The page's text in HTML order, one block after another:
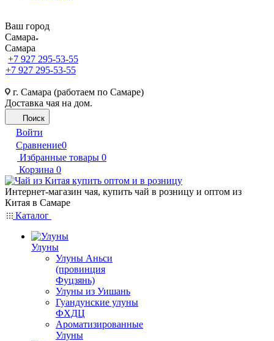
Ваш город
Самара
Самара
+7 927 295-53-55
+7 927 295-53-55
г. Самара (работаем по Самаре)
Доставка чая на дом.
Поиск
Войти
Сравнение0
Избранные товары 0
Корзина 0
Интернет-магазин чая, купить чай в розницу и оптом из
Китая в Самаре
Каталог
Улуны
Улуны Аньси
(провинция
Фуцзянь)
Улуны из Уишань
Гуандунские улуны
ФХДЦ
Ароматизированные
Улуны